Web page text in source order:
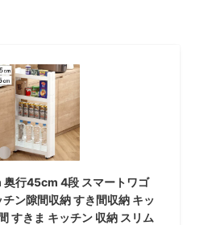
行45cm 4段 スマートワゴ
ン隙間収納 すき間収納 キッ
すきま キッチン 収納 スリム